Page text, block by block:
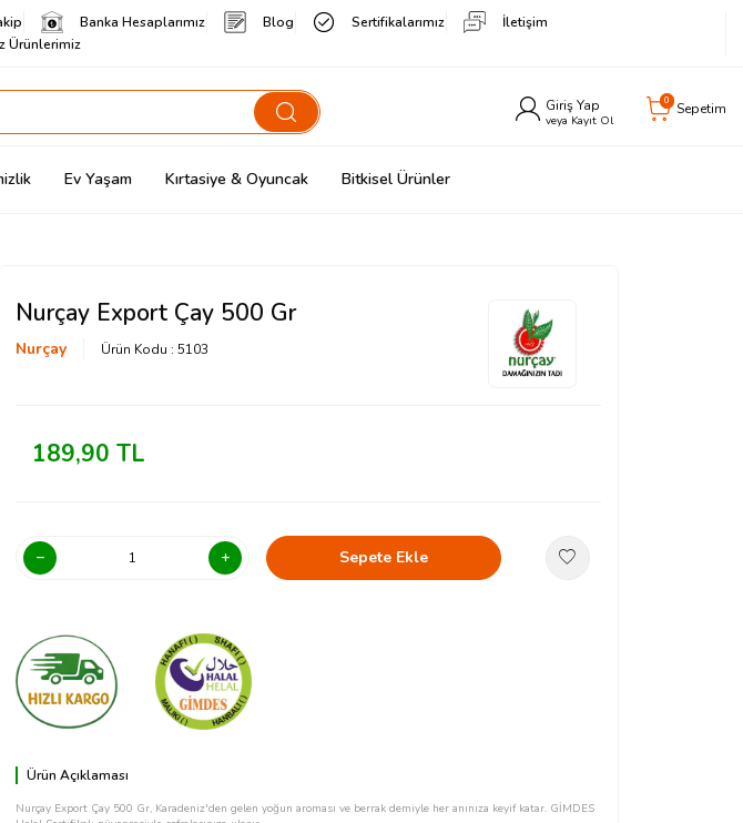
Banka Hesaplarımız Blog Sertifikalarımız
İletişim
Ürünlerimiz
Giriş Yap
veya Kayıt Ol
0 Sepetim
Ev Yaşam Kırtasiye & Oyuncak Bitkisel Ürünler
Nurçay Export Çay 500 Gr
Nurçay Ürün Kodu : 5103
189,90 TL
Sepete Ekle
Ürün Açıklaması
Nurçay Export Çay 500 Gr, Karadeniz'den gelen yoğun aroması ve berrak demiyle her anınıza keyif katar. GİMDES